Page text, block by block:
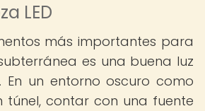
LED
más importantes para
es una buena luz
En un entorno oscuro como
túnel, contar con una fuente